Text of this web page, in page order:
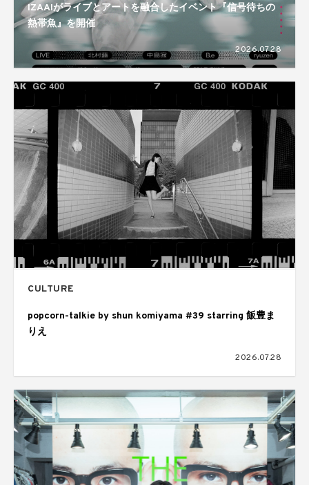
IZAAIがライブとアートを融合したイベント『信号待ちの
熱帯魚』を開催
2026.07.28
CULTURE
popcorn-talkie by shun komiyama #39 starring 飯豊ま
りえ
2026.07.28